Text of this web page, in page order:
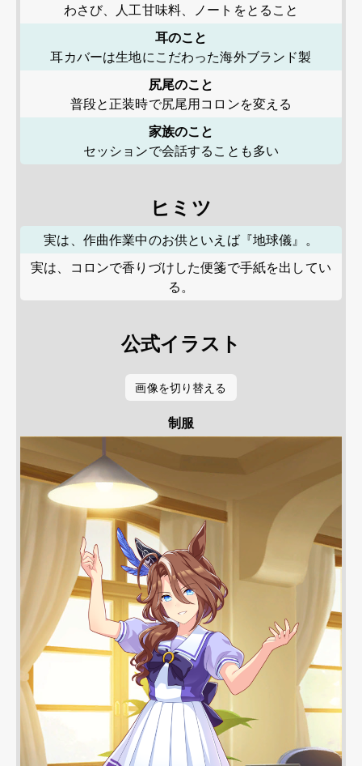
わさび、人工甘味料、ノートをとること
耳のこと
耳カバーは生地にこだわった海外ブランド製
尻尾のこと
普段と正装時で尻尾用コロンを変える
家族のこと
セッションで会話することも多い
ヒミツ
実は、作曲作業中のお供といえば『地球儀』。
実は、コロンで香りづけした便箋で手紙を出してい
る。
公式イラスト
画像を切り替える
制服